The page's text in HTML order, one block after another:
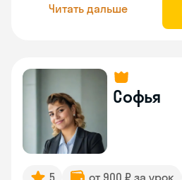
Читать дальше
Софья
5 от 900 ₽ за урок